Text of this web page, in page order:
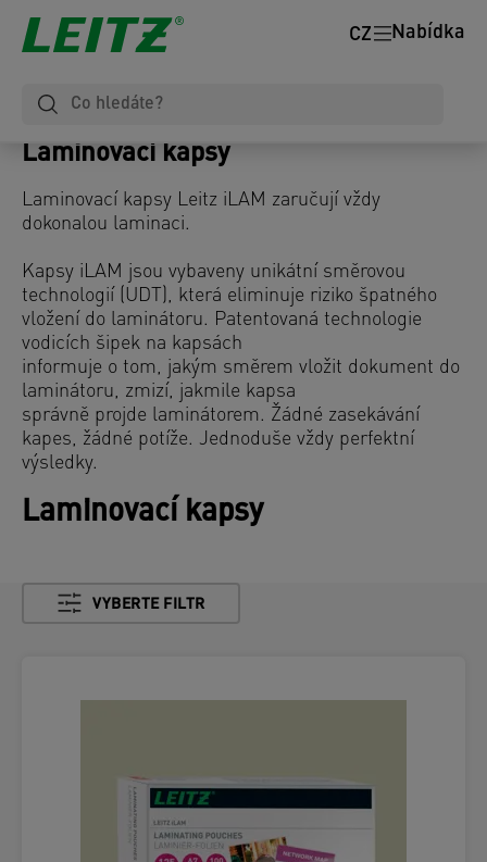
Nabídka
CZ
Laminovací kapsy
Laminovací kapsy Leitz iLAM zaručují vždy
dokonalou laminaci.
Kapsy iLAM jsou vybaveny unikátní směrovou
technologií (UDT), která eliminuje riziko špatného
vložení do laminátoru. Patentovaná technologie
vodicích šipek na kapsách
informuje o tom, jakým směrem vložit dokument do
laminátoru, zmizí, jakmile kapsa
správně projde laminátorem. Žádné zasekávání
kapes, žádné potíže. Jednoduše vždy perfektní
výsledky.
Laminovací kapsy
VYBERTE FILTR